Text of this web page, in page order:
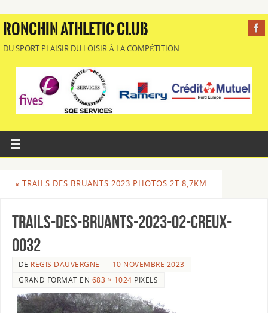
RONCHIN ATHLETIC CLUB
DU SPORT PLAISIR DU LOISIR À LA COMPÉTITION
« TRAILS DES BRUANTS 2023 PHOTOS 2T 8,7KM
Trails-des-Bruants-2023-02-Creux-
0032
DE REGIS DAUVERGNE
10 NOVEMBRE 2023
GRAND FORMAT EN 683 × 1024 PIXELS